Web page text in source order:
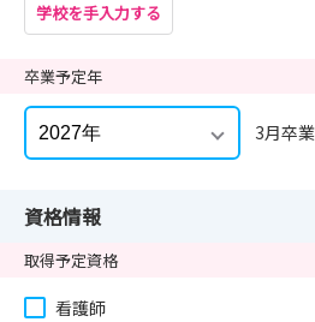
学校を手入力する
卒業予定年
3月卒業
資格情報
取得予定資格
看護師